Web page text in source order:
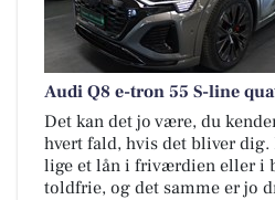
Audi Q8 e-tron 55 S-line
Det kan det jo være, du
hvert fald, hvis det bliver dig.
lige et lån i friværdien eller i
toldfrie, og det samme er jo